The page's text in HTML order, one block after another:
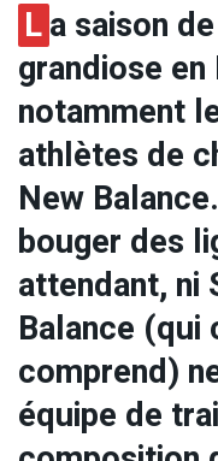
La saison
grandiose en
notamment
athlètes de
New
bouger des
attendant, ni
Balance (qui
comprend)
équipe de